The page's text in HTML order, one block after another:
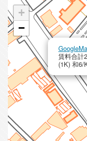
賃料合計
(1K) 和6/
+
−